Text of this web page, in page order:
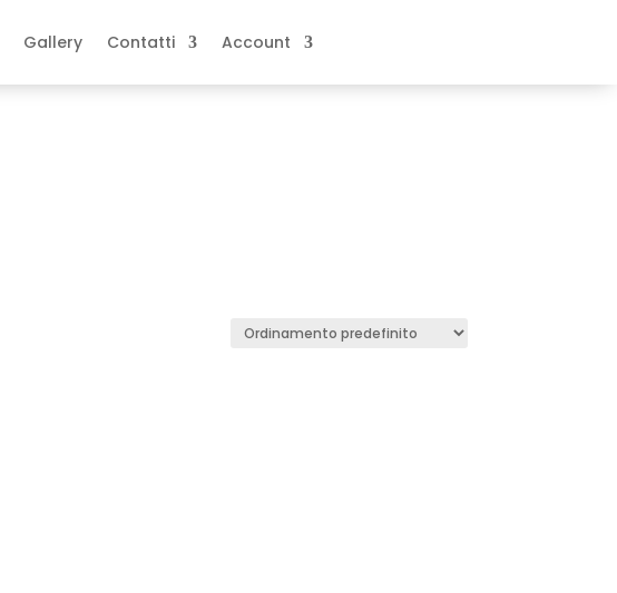
Gallery Contatti Account